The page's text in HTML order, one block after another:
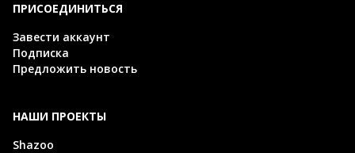
ПРИСОЕДИНИТЬСЯ
Завести аккаунт
Подписка
Предложить новость
НАШИ ПРОЕКТЫ
Shazoo